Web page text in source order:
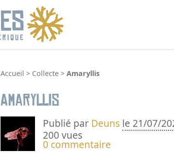
Accueil > Collecte > Amaryllis
Amaryllis
Publié par Deuns le 21/07/
200 vues
0 commentaire